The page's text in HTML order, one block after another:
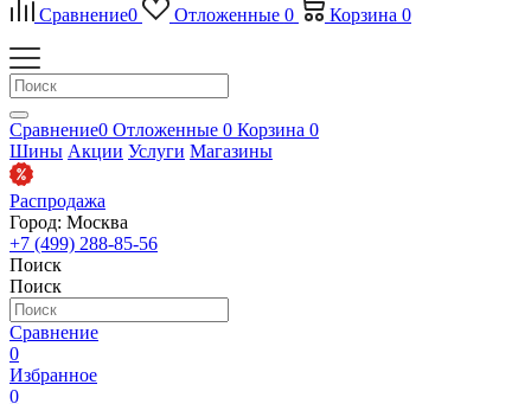
Сравнение0 Отложенные 0 Корзина 0
Сравнение0 Отложенные 0 Корзина 0
Шины Акции Услуги Магазины
Распродажа
Город: Москва
+7 (499) 288-85-56
Поиск
Поиск
Сравнение
0
Избранное
0